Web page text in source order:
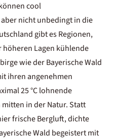
cool
nicht unbedingt in die
gibt es Regionen,
Lagen kühlende
wie derBayerische Wald
ihren angenehmen
25 °C lohnende
in der Natur. Statt
frische Bergluft, dichte
Wald begeistert mit